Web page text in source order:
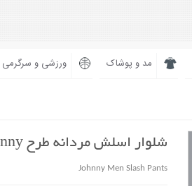
مد و پوشاک ورزشی و سرگرمی
شلوار اسلش مردانه طرح Johnny
Johnny Men Slash Pants